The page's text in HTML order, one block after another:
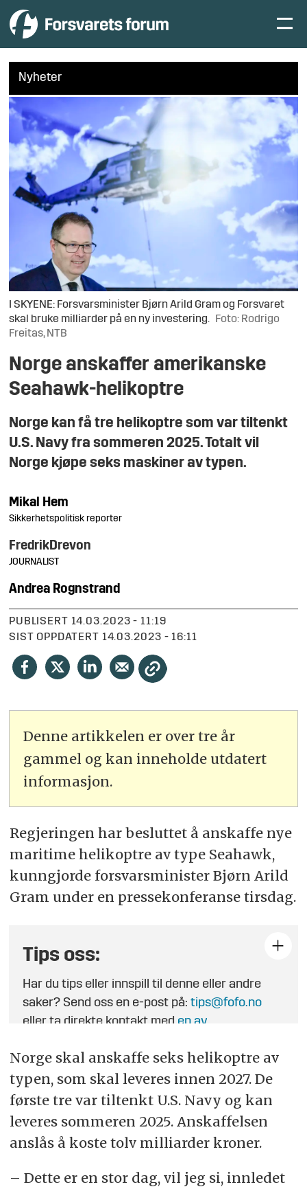
Nyheter
I SKYENE: Forsvarsminister Bjørn Arild Gram og Forsvaret
skal bruke milliarder på en ny investering.
Foto: Rodrigo
Freitas, NTB
Norge anskaffer amerikanske
Seahawk-helikoptre
Norge kan få tre helikoptre som var tiltenkt
U.S. Navy fra sommeren 2025. Totalt vil
Norge kjøpe seks maskiner av typen.
Mikal Hem
Sikkerhetspolitisk reporter
FredrikDrevon
JOURNALIST
Andrea Rognstrand
PUBLISERT
14.03.2023 - 11:19
SIST OPPDATERT
14.03.2023 - 16:11
Denne artikkelen er over tre år
gammel og kan inneholde utdatert
informasjon.
Regjeringen har besluttet å anskaffe nye
maritime helikoptre av type Seahawk,
kunngjorde forsvarsminister Bjørn Arild
Gram under en pressekonferanse tirsdag.
Tips oss:
Har du tips eller innspill til denne eller andre
saker? Send oss en e-post på:tips@fofo.no
eller ta direkte kontakt med en av
Norge skal anskaffe seks helikoptre av
typen, som skal leveres innen 2027. De
første tre var tiltenkt U.S. Navy og kan
leveres sommeren 2025. Anskaffelsen
anslås å koste tolv milliarder kroner.
– Dette er en stor dag, vil jeg si, innledet